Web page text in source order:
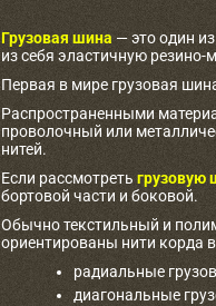
Грузовая шина — это один
из себя эластичную
Первая в мире грузовая
Распространенными
проволочный или
нитей.
Если рассмотреть грузовую
бортовой части и боковой.
Обычно текстильный и
ориентированы нити корда
радиальные
диагональные